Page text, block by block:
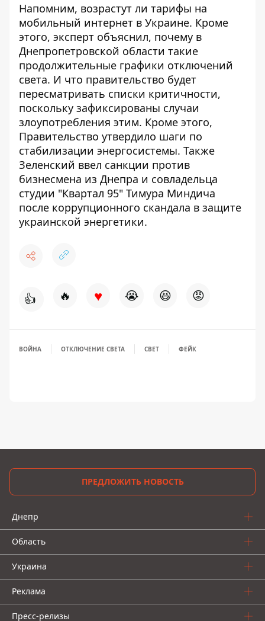
Напомним, возрастут ли тарифы на
мобильный интернет в Украине. Кроме
этого, эксперт объяснил, почему в
Днепропетровской области такие
продолжительные графики отключений
света. И что правительство будет
пересматривать списки критичности,
поскольку зафиксированы случаи
злоупотребления этим. Кроме этого,
Правительство утвердило шаги по
стабилизации энергосистемы. Также
Зеленский ввел санкции против
бизнесмена из Днепра и совладельца
студии "Квартал 95" Тимура Миндича
после коррупционного скандала в защите
украинской энергетики.
👍 🔥 ♥ 😭 😆 😡
ВОЙНА ОТКЛЮЧЕНИЕ СВЕТА СВЕТ ФЕЙК
ПРЕДЛОЖИТЬ НОВОСТЬ
Днепр
Область
Украина
Реклама
Пресс-релизы